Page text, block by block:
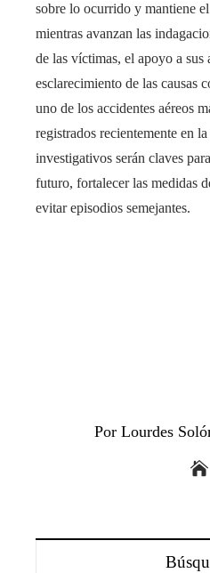
sobre lo ocurrido y mantiene
mientras avanzan las
de las víctimas, el apoyo a sus
esclarecimiento de las causas
uno de los accidentes aéreos
registrados recientemente en
investigativos serán claves
futuro, fortalecer las medidas
evitar episodios semejantes.
Por Lourdes